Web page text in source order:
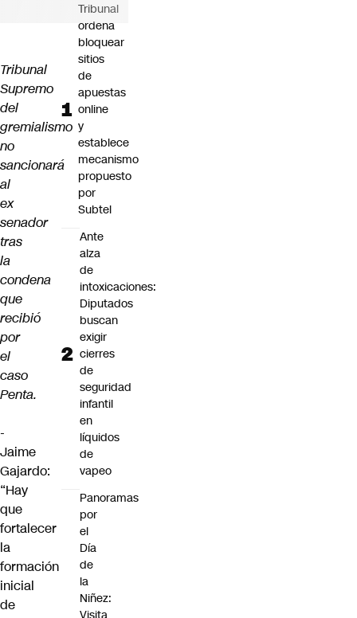
Tribunal
Supremo
del
gremialismo
no
sancionará
al
ex
senador
tras
la
condena
que
recibió
por
el
caso
Penta.
-
Jaime
Gajardo:
“Hay
que
fortalecer
la
formación
inicial
de
Tribunal
ordena
bloquear
sitios
de
apuestas
online
y
establece
mecanismo
propuesto
por
Subtel
Ante
alza
de
intoxicaciones:
Diputados
buscan
exigir
cierres
de
seguridad
infantil
en
líquidos
de
vapeo
Panoramas
por
el
Día
de
la
Niñez:
Visita